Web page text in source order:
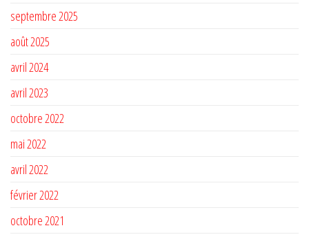
septembre 2025
août 2025
avril 2024
avril 2023
octobre 2022
mai 2022
avril 2022
février 2022
octobre 2021